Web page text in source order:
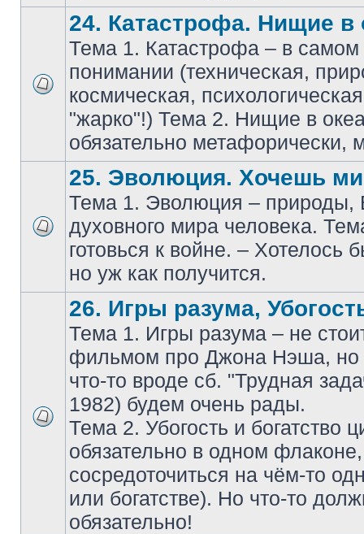
24. Катастрофа. Нищие в
Тема 1. Катастрофа – в
понимании (техническая,
космическая,
"жарко"!) Тема 2. Нищие в
обязательно метафорически,
25. Эволюция. Хочешь
Тема 1. Эволюция – природы,
духовного мира человека.
готовься к войне. – Хотелось
но уж как получится.
26. Игры разума,
Тема 1. Игры разума – не
фильмом про Джона Нэша, но
что-то вроде сб. "Трудная
1982) будем очень рады.
Тема 2. Убогость и богатство
обязательно в одном
сосредоточиться на чём-то
или богатстве). Но что-то
обязательно!